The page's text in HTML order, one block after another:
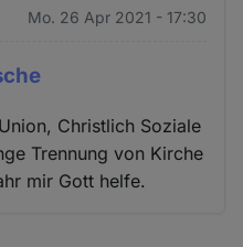
Mo. 26 Apr 2021 - 17:30
Christlich Soziale
Trennung von Kirche
mir Gott helfe.